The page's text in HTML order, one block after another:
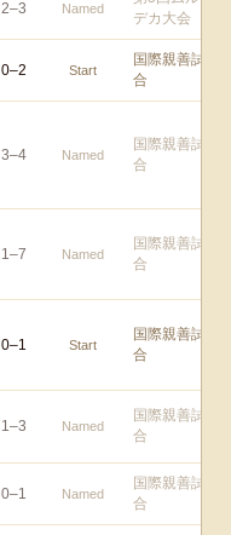
2–3 Named
デカ大会
0–2 Start
国際親善試
合
3–4 Named
国際親善試
合
1–7 Named
国際親善試
合
0–1 Start
国際親善試
合
1–3 Named
国際親善試
合
0–1 Named
国際親善試
合